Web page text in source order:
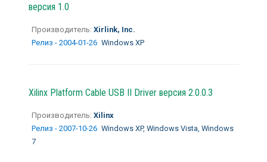
версия 1.0
Производитель: Xirlink, Inc.
Релиз - 2004-01-26 Windows XP
Xilinx Platform Cable USB II Driver версия 2.0.0.3
Производитель: Xilinx
Релиз - 2007-10-26 Windows XP, Windows Vista, Windows
7